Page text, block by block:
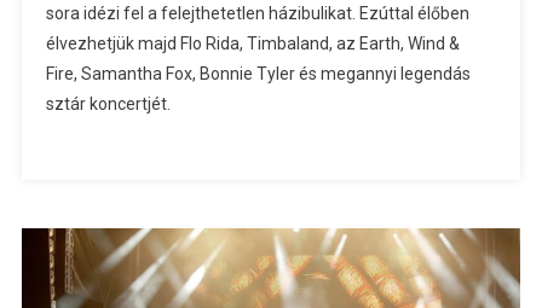
sora idézi fel a felejthetetlen házibulikat. Ezúttal élőben
élvezhetjük majd Flo Rida, Timbaland, az Earth, Wind &
Fire, Samantha Fox, Bonnie Tyler és megannyi legendás
sztár koncertjét.